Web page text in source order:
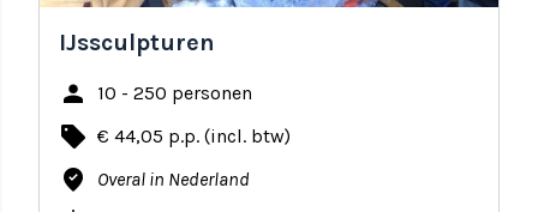
IJssculpturen
person 10 - 250 personen
local_offer € 44,05 p.p. (incl. btw)
where_to_vote Overal in Nederland